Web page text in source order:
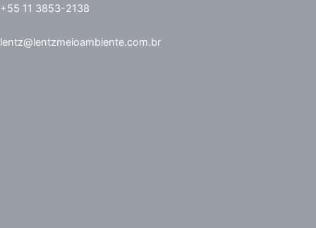
+55 11 3853-2138
lentz@lentzmeioambiente.com.br